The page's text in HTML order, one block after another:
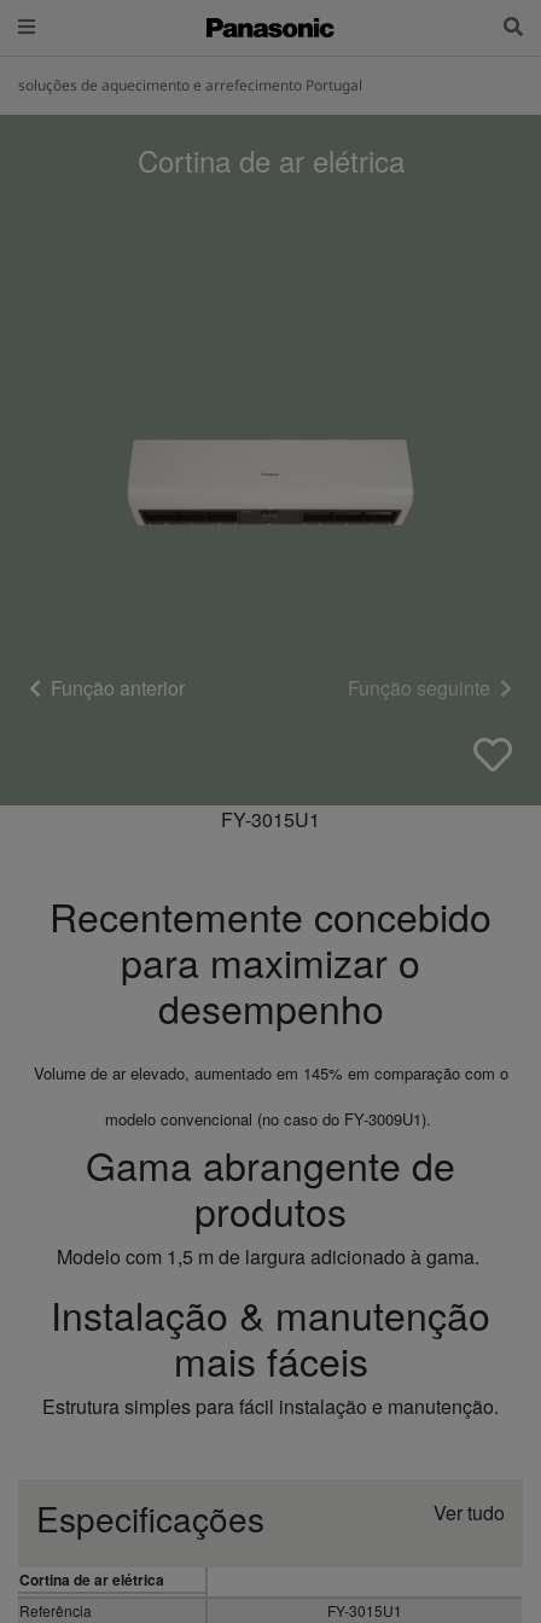
soluções de aquecimento e arrefecimento Portugal
Cortina de ar elétrica
Função anterior Função seguinte
FY-3015U1
Recentemente concebido
para maximizar o
desempenho
Volume de ar elevado, aumentado em 145% em comparação com o
modelo convencional (no caso do FY-3009U1).
Gama abrangente de
produtos
Modelo com 1,5 m de largura adicionado à gama.
Instalação & manutenção
mais fáceis
Estrutura simples para fácil instalação e manutenção.
Especificações Ver tudo
Cortina de ar elétrica
Referência
FY-3015U1